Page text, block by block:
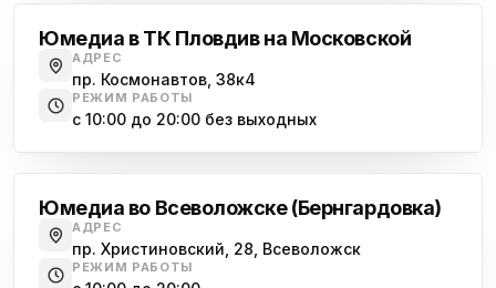
Юмедиа в ТК Пловдив на Московской
АДРЕС
пр. Космонавтов, 38к4
РЕЖИМ РАБОТЫ
с 10:00 до 20:00 без выходных
Юмедиа во Всеволожске (Бернгардовка)
АДРЕС
пр. Христиновский, 28, Всеволожск
РЕЖИМ РАБОТЫ